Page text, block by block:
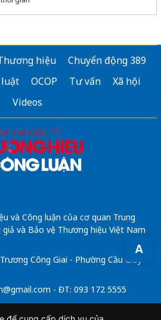
A
hiệu
Chuyển động 389
luật
OCOP Tư vấn
Xã hội
Videos
và Công luận của cơ quan Trung
giả và Bảo vệ Thương hiệu Việt Nam
Công Giai - Phường Cầu Giấy -
- ĐT: 093 172 5555